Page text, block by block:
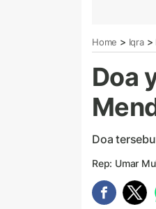
Home > Iqra>
Doa
Doa
Rep: Umar